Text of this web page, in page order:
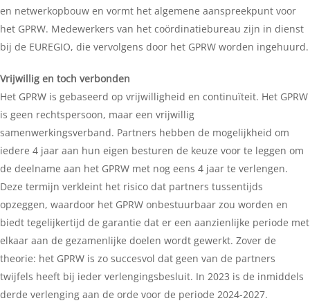
en netwerkopbouw en vormt het algemene aanspreekpunt voor
het GPRW. Medewerkers van het coördinatiebureau zijn in dienst
bij de EUREGIO, die vervolgens door het GPRW worden ingehuurd.
Vrijwillig en toch verbonden
Het GPRW is gebaseerd op vrijwilligheid en continuïteit. Het GPRW
is geen rechtspersoon, maar een vrijwillig
samenwerkingsverband. Partners hebben de mogelijkheid om
iedere 4 jaar aan hun eigen besturen de keuze voor te leggen om
de deelname aan het GPRW met nog eens 4 jaar te verlengen.
Deze termijn verkleint het risico dat partners tussentijds
opzeggen, waardoor het GPRW onbestuurbaar zou worden en
biedt tegelijkertijd de garantie dat er een aanzienlijke periode met
elkaar aan de gezamenlijke doelen wordt gewerkt. Zover de
theorie: het GPRW is zo succesvol dat geen van de partners
twijfels heeft bij ieder verlengingsbesluit. In 2023 is de inmiddels
derde verlenging aan de orde voor de periode 2024-2027.